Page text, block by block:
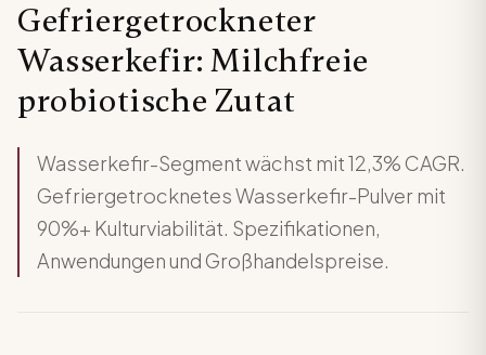
Gefriergetrockneter
Wasserkefir: Milchfreie
probiotische Zutat
Wasserkefir-Segment wächst mit 12,3% CAGR.
Gefriergetrocknetes Wasserkefir-Pulver mit
90%+ Kulturviabilität. Spezifikationen,
Anwendungen und Großhandelspreise.